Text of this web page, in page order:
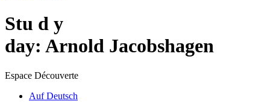
Stu d y
day: Arnold Jacobshagen
Espace Découverte
Auf Deutsch